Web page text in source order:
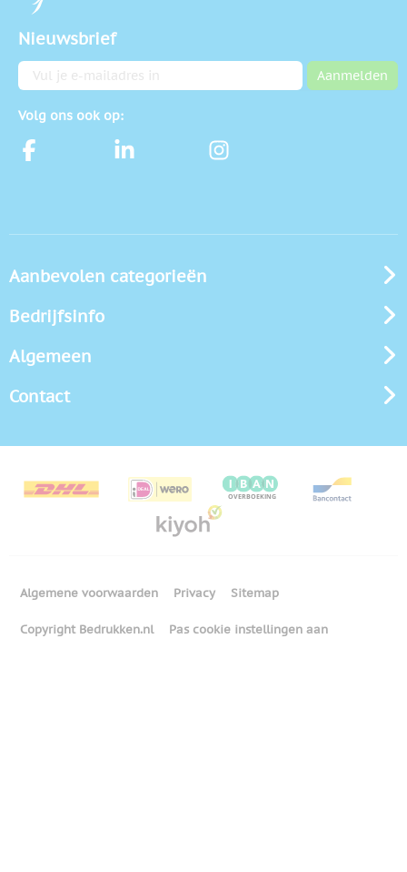
Nieuwsbrief
E-mailadres Aanmelden
Volg ons ook op:
Aanbevolen categorieën
Bedrijfsinfo
Algemeen
Contact
Algemene voorwaarden Privacy Sitemap
Copyright Bedrukken.nl Pas cookie instellingen aan